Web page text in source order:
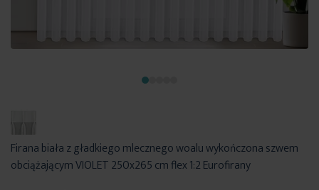
Firana biała z gładkiego mlecznego woalu wykończona szwem
obciążającym VIOLET 250x265 cm flex 1:2 Eurofirany